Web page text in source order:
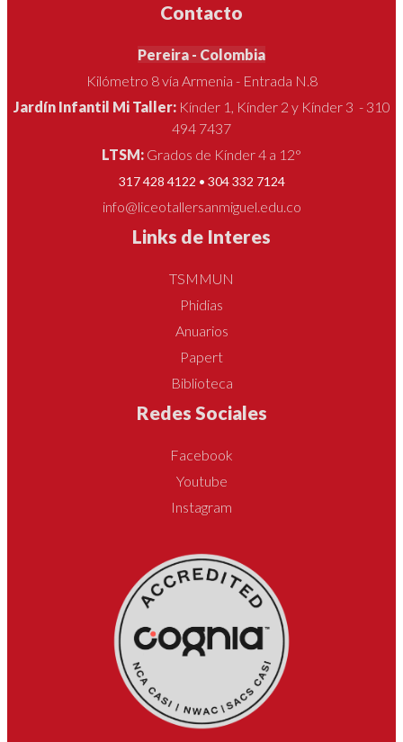
Contacto
Pereira - Colombia
Kilómetro 8 vía Armenia - Entrada N.8
Jardín Infantil Mi Taller: Kínder 1, Kínder 2 y Kínder 3 - 310
494 7437
LTSM: Grados de Kínder 4 a 12°
317 428 4122 • 304 332 7124
info@liceotallersanmiguel.edu.co
Links de Interes
TSMMUN
Phidias
Anuarios
Papert
Biblioteca
Redes Sociales
Facebook
Youtube
Instagram